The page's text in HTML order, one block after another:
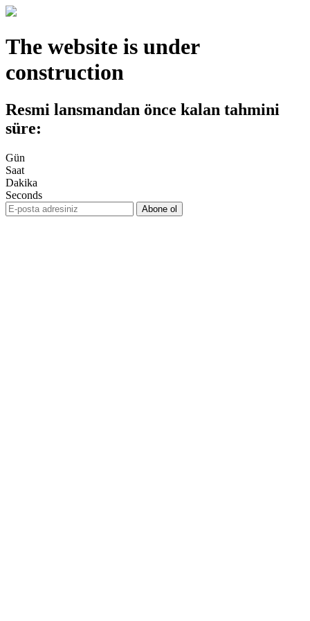
The website is under
construction
Resmi lansmandan önce kalan tahmini
süre:
Gün
Saat
Dakika
Seconds